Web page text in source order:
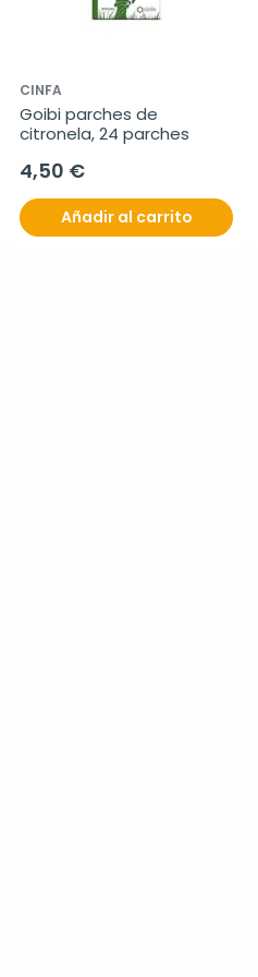
CINFA
Goibi parches de
citronela, 24 parches
4,50 €
Añadir al carrito